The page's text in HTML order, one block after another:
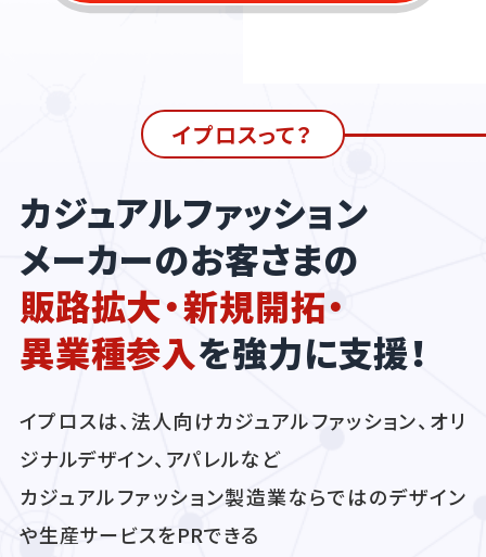
イプロスって？
カジュアルファッション
メーカーのお客さまの
販路拡大・新規開拓・
異業種参入を強力に支援！
イプロスは、法人向けカジュアルファッション、オリ
ジナルデザイン、アパレルなど
カジュアルファッション製造業ならではのデザイン
や生産サービスをPRできる